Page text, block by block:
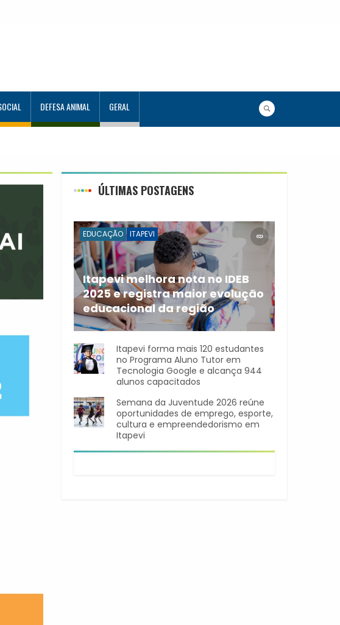
DEFESA ANIMAL GERAL
ÚLTIMAS POSTAGENS
EDUCAÇÃO ITAPEVI
Itapevi melhora nota no IDEB
2025 e registra maior evolução
educacional da região
A rede municipal de ensino
Itapevi forma mais 120 estudantes
no Programa Aluno Tutor em
Tecnologia Google e alcança 944
alunos capacitados
Semana da Juventude 2026 reúne
oportunidades de emprego, esporte,
cultura e empreendedorismo em
Itapevi